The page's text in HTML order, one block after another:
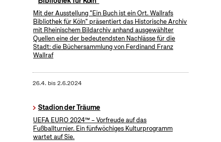
Mit der Ausstellung "Ein Buch ist ein Ort. Wallrafs
Bibliothek für Köln" präsentiert das Historische Archiv
mit Rheinischem Bildarchiv anhand ausgewählter
Quellen eine der bedeutendsten Nachlässe für die
Stadt: die Büchersammlung von Ferdinand Franz
Wallraf
26.4. bis2.6.2024
Stadion der Träume
UEFA EURO 2024™ – Vorfreude auf das
Fußballturnier. Ein fünfwöchiges Kulturprogramm
wartet auf Sie.